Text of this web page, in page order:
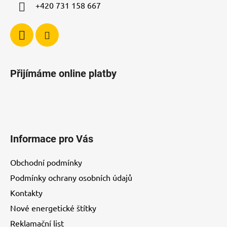
s
+420 731 158 667
Přijímáme online platby
Informace pro Vás
Obchodní podmínky
Podmínky ochrany osobních údajů
Kontakty
Nové energetické štítky
Reklamační list